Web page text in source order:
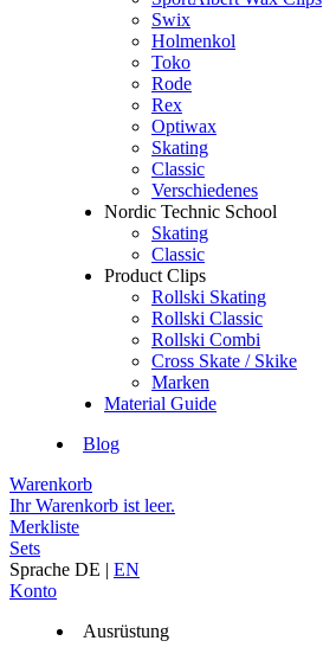
Swix
Holmenkol
Toko
Rode
Rex
Optiwax
Skating
Classic
Verschiedenes
Nordic Technic School
Skating
Classic
Product Clips
Rollski Skating
Rollski Classic
Rollski Combi
Cross Skate / Skike
Marken
Material Guide
Blog
Warenkorb
Ihr Warenkorb ist leer.
Merkliste
Sets
Sprache DE | EN
Konto
Ausrüstung